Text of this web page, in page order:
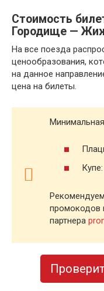
Стоимость
Городище —
На все поезда
ценообразования,
на данное
цена на билеты.
промокодов
партнера